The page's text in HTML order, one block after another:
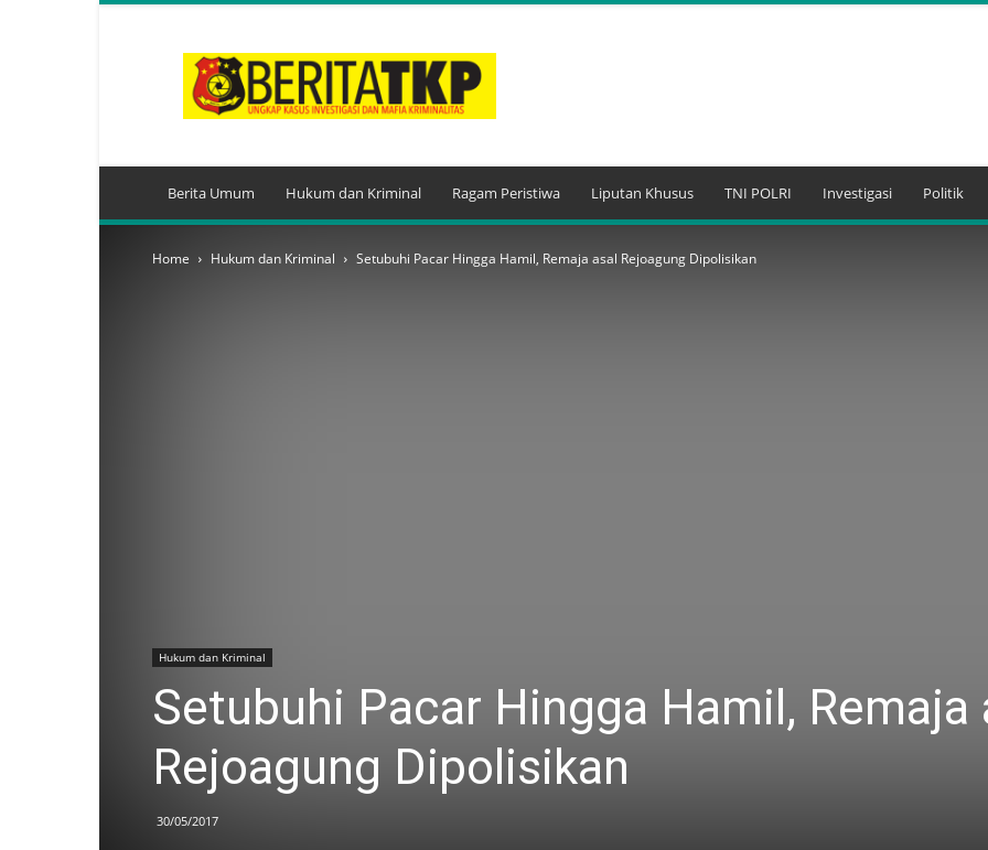
Berita Umum Hukum dan Kriminal Ragam Peristiwa Liputan Khusus TNI POLRI Investigasi Politik
Home Hukum dan Kriminal Setubuhi Pacar Hingga Hamil, Remaja asal Rejoagung Dipolisikan
Hukum dan Kriminal
Setubuhi Pacar Hingga Hamil, Remaja
Rejoagung Dipolisikan
30/05/2017